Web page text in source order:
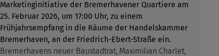
Marketinginitiative der Bremerhavener Quartiere am
25. Februar 2026, um 17:00 Uhr, zu einem
Frühjahrsempfang in die Räume der Handelskammer
Bremerhaven, an der Friedrich-Ebert-Straße ein.
Bremerhavens neuer Baustadtrat, Maximilian Charlet,